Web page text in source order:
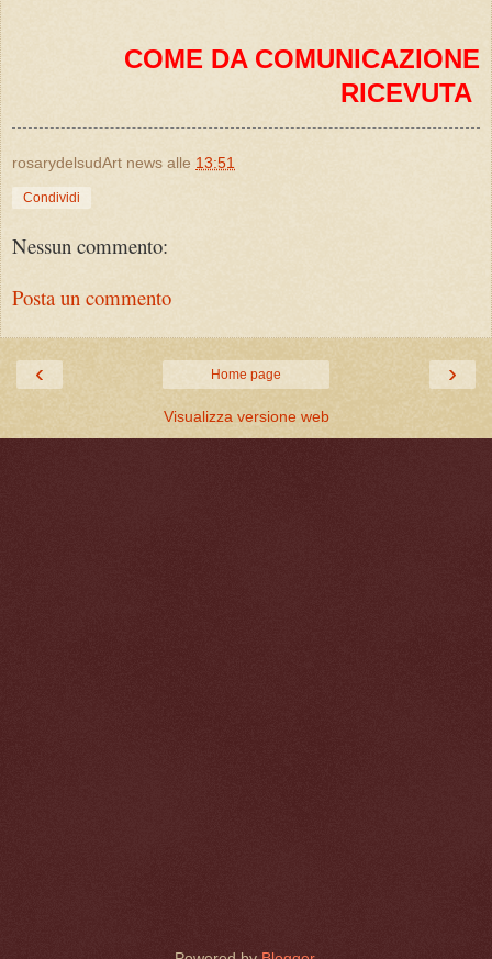
COME DA COMUNICAZIONE
RICEVUTA
rosarydelsudArt news alle 13:51
Condividi
Nessun commento:
Posta un commento
‹ ›
Home page
Visualizza versione web